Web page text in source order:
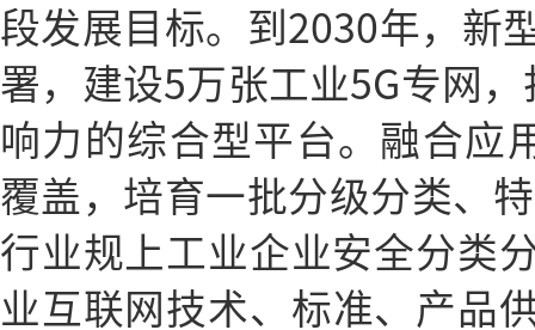
段发展目标。到2030年，新
署，建设5万张工业5G专网
响力的综合型平台。融合应
覆盖，培育一批分级分类、
行业规上工业企业安全分类
业互联网技术、标准、产品